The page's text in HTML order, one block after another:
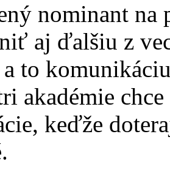
nominant na
aj ďalšiu z
to
akadémie
keďže